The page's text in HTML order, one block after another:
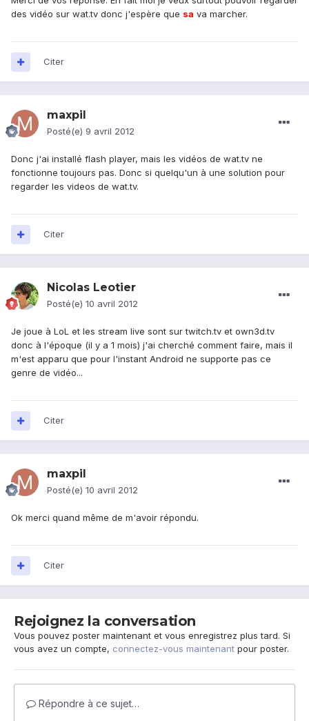
des vidéo sur wat.tv donc j'espère que sa va marcher.
Citer
maxpil
Posté(e) 9 avril 2012
Donc j'ai installé flash player, mais les vidéos de wat.tv ne
fonctionne toujours pas. Donc si quelqu'un à une solution pour
regarder les videos de wat.tv.
Citer
Nicolas Leotier
Posté(e) 10 avril 2012
Je joue à LoL et les stream live sont sur twitch.tv et own3d.tv
donc à l'époque (il y a 1 mois) j'ai cherché comment faire, mais il
m'est apparu que pour l'instant Android ne supporte pas ce
genre de vidéo...
Citer
maxpil
Posté(e) 10 avril 2012
Ok merci quand même de m'avoir répondu.
Citer
Rejoignez la conversation
Vous pouvez poster maintenant et vous enregistrez plus tard. Si
vous avez un compte, connectez-vous maintenant pour poster.
Répondre à ce sujet…